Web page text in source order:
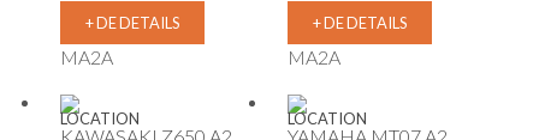
+ DE DETAILS
MA2A
+ DE DETAILS
MA2A
LOCATION LOCATION